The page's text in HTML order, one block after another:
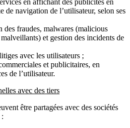
de navigation de l’utilisateur, selon ses
des fraudes, malwares (malicious
et gestion des incidents de
avec les utilisateurs ;
et publicitaires, en
de l’utilisateur.
avec des tiers
être partagées avec des sociétés